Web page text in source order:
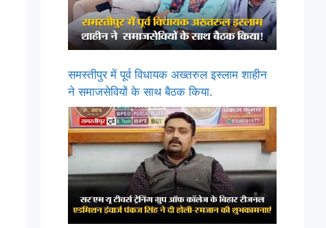
समस्तीपुर में पूर्व विधायक अख्तरुल इस्लाम शाहीन
ने समाजसेवियों के साथ बैठक किया.